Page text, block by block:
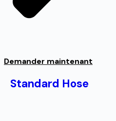
Demander maintenant
Standard Hose